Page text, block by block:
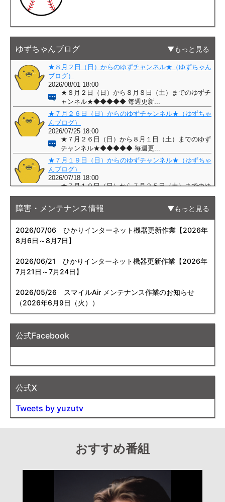
ゆずちゃんブログ もっと見る
障害・メンテナンス情報 もっと見る
2026/07/06 ひかりインターネット機器更新作業【2026年
8月6日～8月7日】
2026/06/21
ひかりインターネット機器更新作業【2026年
7月21日～7月24日】
2026/05/26 スマイルAir メンテナンス作業のお知らせ
（2026年6月9日（火））
公式Facebook
公式X
Tweets by yuzutv
おすすめ番組